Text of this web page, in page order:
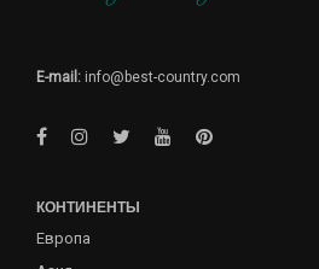
E-mail: info@best-country.com
КОНТИНЕНТЫ
Европа